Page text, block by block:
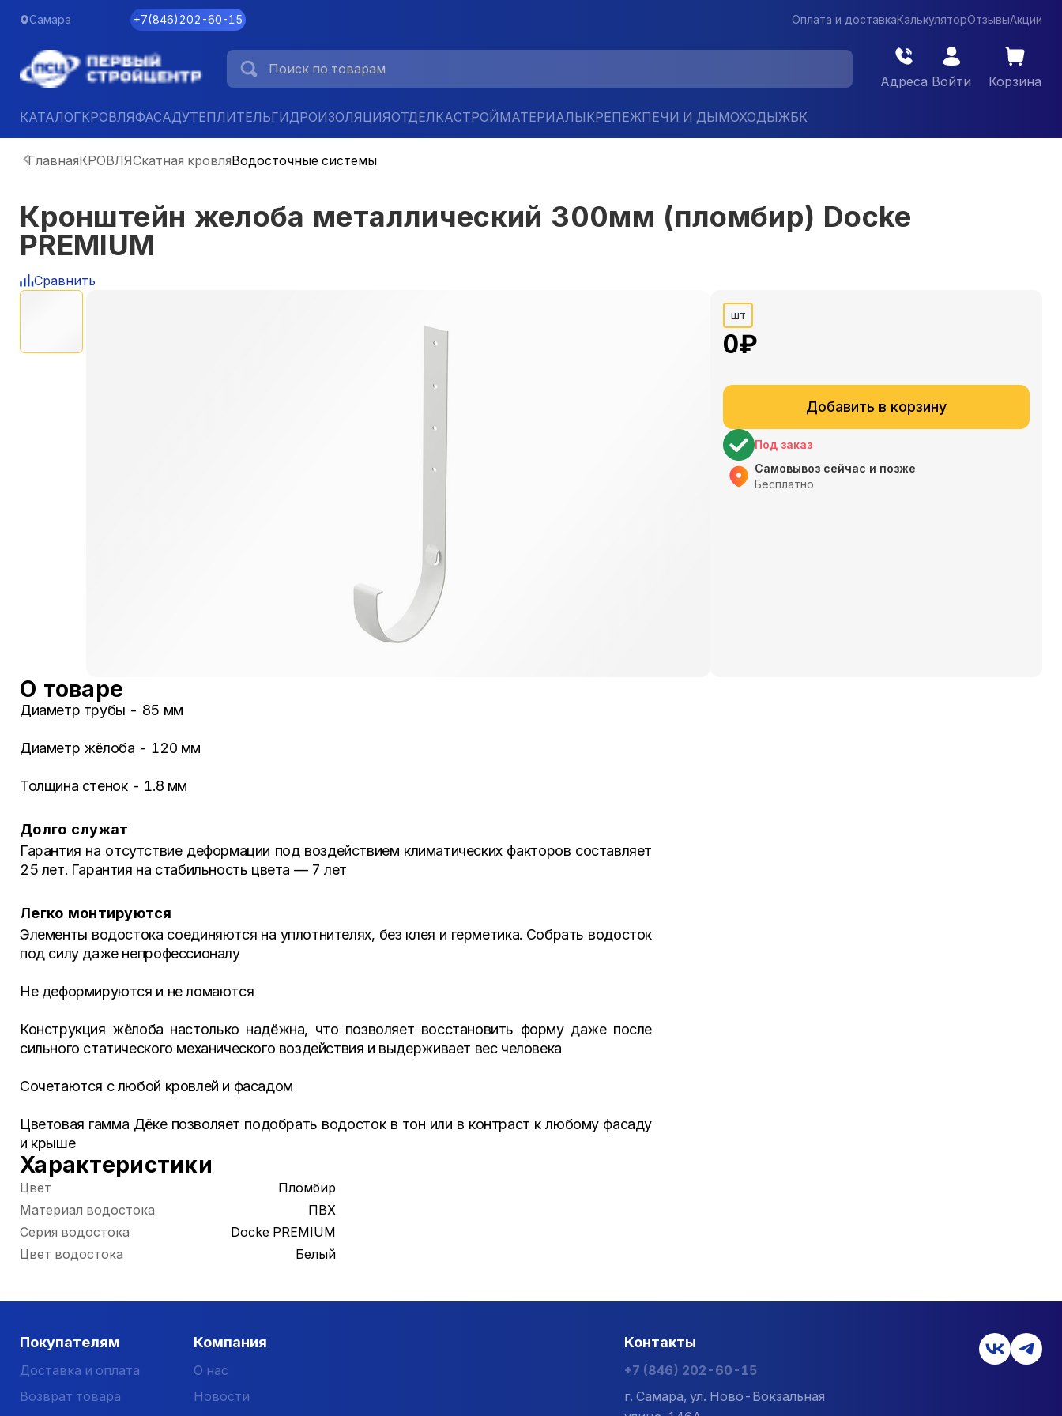
Самара +7(846)202-60-15 Оплата и доставкаКалькуляторОтзывыАкции
Адреса Войти Корзина
КАТАЛОГКРОВЛЯФАСАДУТЕПЛИТЕЛЬГИДРОИЗОЛЯЦИЯОТДЕЛКАСТРОЙМАТЕРИАЛЫКРЕПЕЖПЕЧИ И ДЫМОХОДЫЖБК
ГлавнаяКРОВЛЯСкатная кровляВодосточные системы
Кронштейн желоба металлический 300мм (пломбир) Docke
PREMIUM
Сравнить
шт
0₽
Добавить в корзину
Под заказ
Самовывоз сейчас и позже
Бесплатно
О товаре
Диаметр трубы - 85 мм
Диаметр жёлоба - 120 мм
Толщина стенок - 1.8 мм
Долго служат
Гарантия на отсутствие деформации под воздействием климатических факторов составляет
25 лет. Гарантия на стабильность цвета — 7 лет
Легко монтируются
Элементы водостока соединяются на уплотнителях, без клея и герметика. Собрать водосток
под силу даже непрофессионалу
Не деформируются и не ломаются
Конструкция жёлоба настолько надёжна, что позволяет восстановить форму даже после
сильного статического механического воздействия и выдерживает вес человека
Сочетаются с любой кровлей и фасадом
Цветовая гамма Дёке позволяет подобрать водосток в тон или в контраст к любому фасаду
и крыше
Характеристики
Цвет
Пломбир
Материал водостока
ПВХ
Серия водостока
Docke PREMIUM
Цвет водостока
Белый
Покупателям
Доставка и оплата
Возврат товара
Компания
О нас
Новости
Контакты
+7 (846) 202-60-15
г. Самара, ул. Ново-Вокзальная